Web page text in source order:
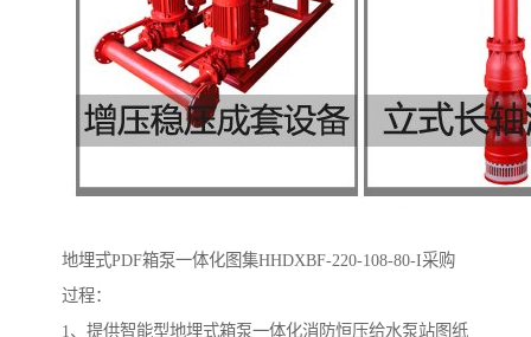
地埋式PDF箱泵一体化图集HHDXBF-220-108-80-I采购
过程：
1、提供智能型地埋式箱泵一体化消防恒压给水泵站图纸